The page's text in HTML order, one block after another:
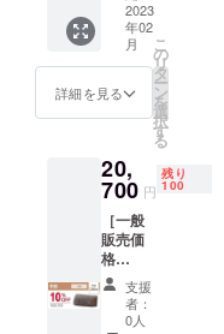
用部材
の供給
状況、
製造工
程上の
都合等
により
期が遅
れる場
合があ
りま
す。 ※
本リ
ターン
にモバ
イル
2023
年02
月
詳細を見る
こ
の
リ
タ
ー
ン
を
選
択
す
る
20,
700 円
残り
100
［一般
販売価
格
23,000
円の
10%OF
支援
者：
0人